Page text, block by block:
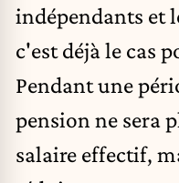
indépendants et
c'est déjà le cas
Pendant une
pension ne sera
salaire effectif,